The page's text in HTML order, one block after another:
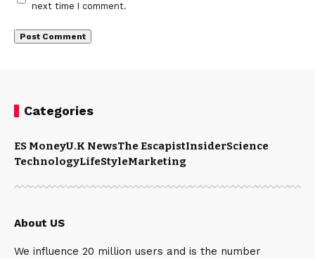
next time I comment.
Categories
ES MoneyU.K NewsThe EscapistInsiderScience
TechnologyLifeStyleMarketing
About US
We influence 20 million users and is the number